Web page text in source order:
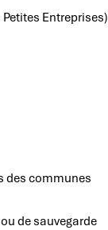
Entreprises)
des communes
de sauvegarde